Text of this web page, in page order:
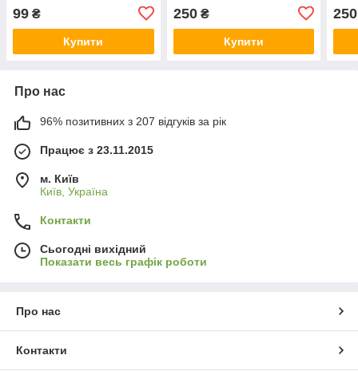
99 ₴
Купити
250₴
Купити
250
Про нас
96% позитивних з 207 відгуків за рік
Працює з 23.11.2015
м. Київ
Київ, Україна
Контакти
Сьогодні вихідний
Показати весь графік роботи
Про нас
Контакти